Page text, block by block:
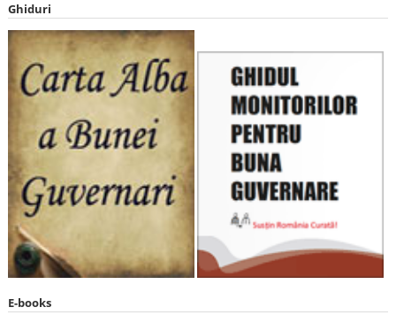
Ghiduri
E-books